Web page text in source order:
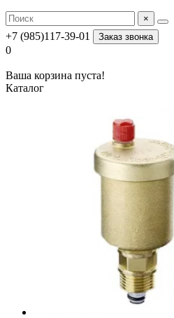
×
+7 (985)117-39-01 Заказ звонка
0
Ваша корзина пуста!
Каталог